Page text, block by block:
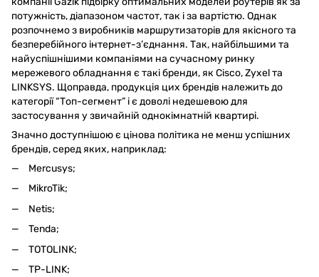
потужність, діапазоном частот, так і за вартістю. Однак
розпочнемо з виробників маршрутизаторів для якісного та
безперебійного інтернет-з’єднання. Так, найбільшими та
найуспішнішими компаніями на сучасному ринку
мережевого обладнання є такі бренди, як Cisco, Zyxel та
LINKSYS. Щоправда, продукція цих брендів належить до
категорії “Топ-сегмент” і є доволі недешевою для
застосування у звичайній однокімнатній квартирі.
Значно доступнішою є цінова політика не менш успішних
брендів, серед яких, наприклад:
Mercusys;
MikroTik;
Netis;
Tenda;
TOTOLINK;
TP-LINK;